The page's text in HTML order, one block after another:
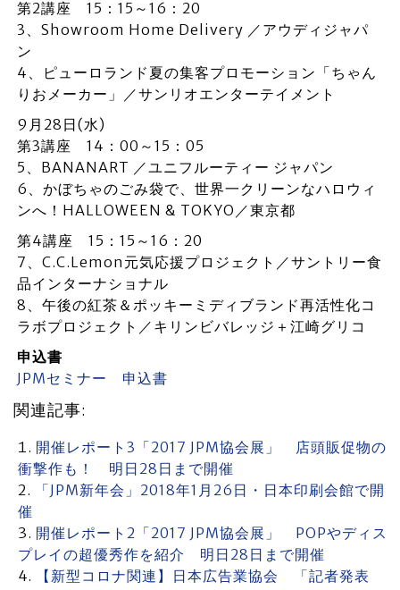
第2講座 15：15～16：20
3、Showroom Home Delivery ／アウディジャパ
ン
4、ピューロランド夏の集客プロモーション「ちゃん
りおメーカー」／サンリオエンターテイメント
9月28日(水)
第3講座 14：00～15：05
5、BANANART ／ユニフルーティー ジャパン
6、かぼちゃのごみ袋で、世界一クリーンなハロウィ
ンへ！HALLOWEEN & TOKYO／東京都
第4講座 15：15～16：20
7、C.C.Lemon元気応援プロジェクト／サントリー食
品インターナショナル
8、午後の紅茶＆ポッキーミディブランド再活性化コ
ラボプロジェクト／キリンビバレッジ＋江崎グリコ
申込書
JPMセミナー 申込書
関連記事:
開催レポート3「2017 JPM協会展」 店頭販促物の
衝撃作も！ 明日28日まで開催
「JPM新年会」2018年1月26日・日本印刷会館で開
催
開催レポート2「2017 JPM協会展」 POPやディス
プレイの超優秀作を紹介 明日28日まで開催
【新型コロナ関連】日本広告業協会 「記者発表